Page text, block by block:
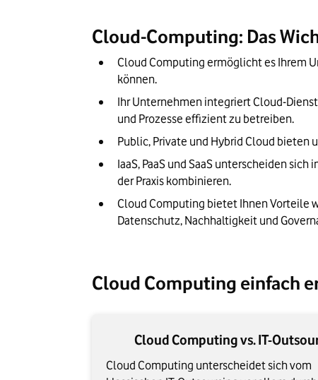
Cloud-Computing: Das
Cloud Computing ermöglicht es Ihrem
können.
Ihr Unternehmen integriert Cloud-
und Prozesse effizient zu betreiben.
Public, Private und Hybrid Cloud
IaaS, PaaS und SaaS unterscheiden
der Praxis kombinieren.
Cloud Computing bietet Ihnen Vorteile
Datenschutz, Nachhaltigkeit und
Cloud Computing einfach
Cloud Computing vs. IT-
Cloud Computing unterscheidet sich vom